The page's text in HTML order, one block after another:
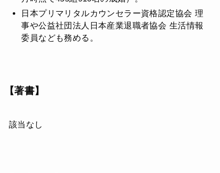
日本プリマリタルカウンセラー資格認定協会 理
事や公益社団法人日本産業退職者協会 生活情報
委員なども務める。
【著書】
該当なし